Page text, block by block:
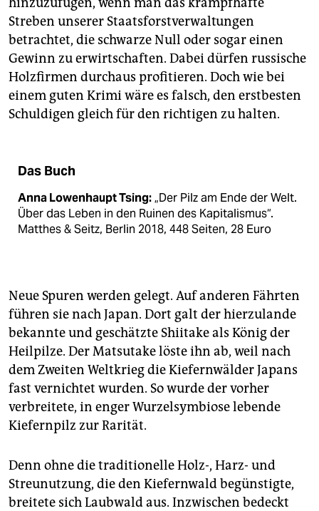
Streben unserer Staatsforstverwaltungen
betrachtet, die schwarze Null oder sogar einen
Gewinn zu erwirtschaften. Dabei dürfen russische
Holzfirmen durchaus profitieren. Doch wie bei
einem guten Krimi wäre es falsch, den erstbesten
Schuldigen gleich für den richtigen zu halten.
Das Buch
Anna Lowenhaupt Tsing:„Der Pilz am Ende der Welt.
Über das Leben in den Ruinen des Kapitalismus“.
Matthes & Seitz, Berlin 2018, 448 Seiten, 28 Euro
Neue Spuren werden gelegt. Auf anderen Fährten
führen sie nach Japan. Dort galt der hierzulande
bekannte und geschätzte Shiitake als König der
Heilpilze. Der Matsutake löste ihn ab, weil nach
dem Zweiten Weltkrieg die Kiefernwälder Japans
fast vernichtet wurden. So wurde der vorher
verbreitete, in enger Wurzelsymbiose lebende
Kiefernpilz zur Rarität.
Denn ohne die traditionelle Holz-, Harz- und
Streunutzung, die den Kiefernwald begünstigte,
breitete sich Laubwald aus. Inzwischen bedeckt